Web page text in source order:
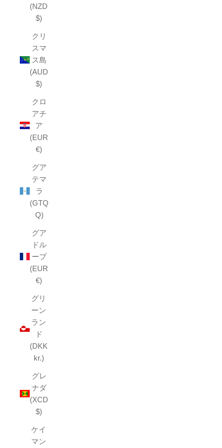
(NZD
$)
クリ
スマ
ス島
(AUD
$)
クロ
アチ
ア
(EUR
€)
グア
テマ
ラ
(GTQ
Q)
グア
ドル
ープ
(EUR
€)
グリ
ーン
ラン
ド
(DKK
kr.)
グレ
ナダ
(XCD
$)
ケイ
マン